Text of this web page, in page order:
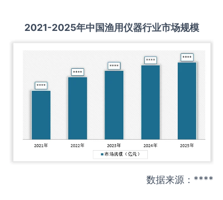
2021-2025年中国渔用仪器行业市场规模
数据来源：****